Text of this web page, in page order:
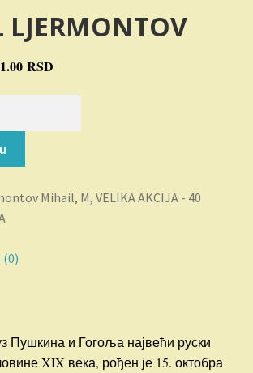
RSD.
RSDTrenutna
Mihail, M, VELIKA AKCIJA - 40
(0)
Пушкина и Гогоља највећи руски
XIX века, рођен је 15. октобра